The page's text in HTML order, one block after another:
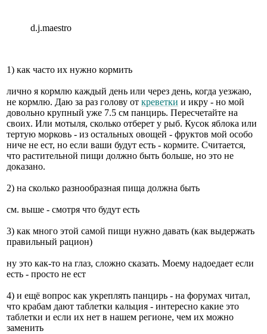
d.j.maestro
1) как часто их нужно кормить
лично я кормлю каждый день или через день, когда уезжаю,
не кормлю. Даю за раз голову от креветки и икру - но мой
довольно крупный уже 7.5 см панцирь. Пересчетайте на
своих. Или мотыля, сколько отберет у рыб. Кусок яблока или
тертую морковь - из остальных овощей - фруктов мой особо
ниче не ест, но если ваши будут есть - кормите. Считается,
что растительной пищи должно быть больше, но это не
доказано.
2) на сколько разнообразная пища должна быть
см. выше - смотря что будут есть
3) как много этой самой пищи нужно давать (как выдержать
правильный рацион)
ну это как-то на глаз, сложно сказать. Моему надоедает если
есть - просто не ест
4) и ещё вопрос как укреплять панцирь - на форумах читал,
что крабам дают таблетки кальция - интересно какие это
таблетки и если их нет в нашем регионе, чем их можно
заменить